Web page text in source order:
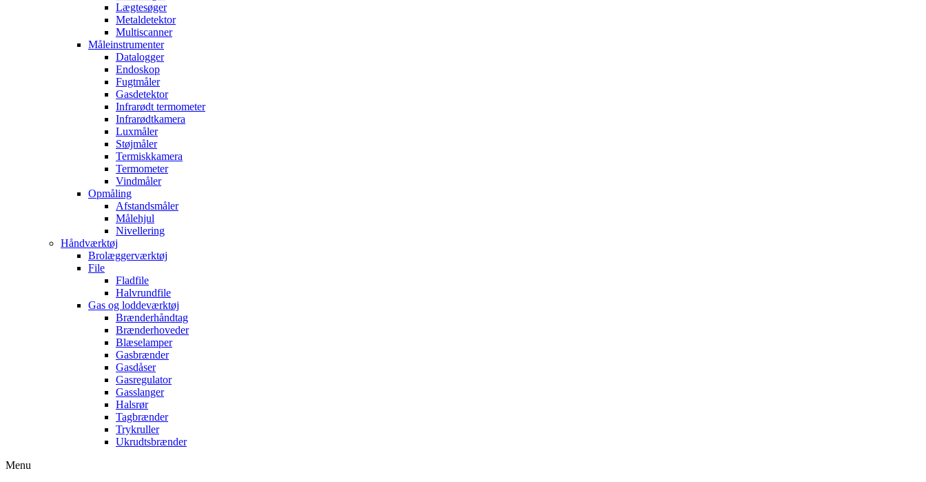
Lægtesøger
Metaldetektor
Multiscanner
Måleinstrumenter
Datalogger
Endoskop
Fugtmåler
Gasdetektor
Infrarødt termometer
Infrarødtkamera
Luxmåler
Støjmåler
Termiskkamera
Termometer
Vindmåler
Opmåling
Afstandsmåler
Målehjul
Nivellering
Håndværktøj
Brolæggerværktøj
File
Fladfile
Halvrundfile
Gas og loddeværktøj
Brænderhåndtag
Brænderhoveder
Blæselamper
Gasbrænder
Gasdåser
Gasregulator
Gasslanger
Halsrør
Tagbrænder
Trykruller
Ukrudtsbrænder
Menu